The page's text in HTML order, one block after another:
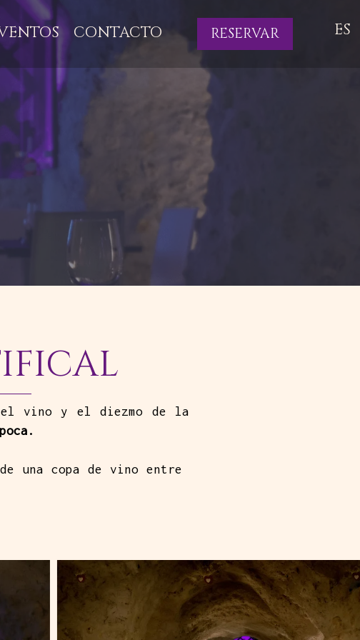
CONTACTO RESERVAR ES
el vino y el diezmo de la
una copa de vino entre